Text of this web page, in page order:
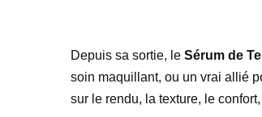
Depuis sa sortie, le Sérum de
soin maquillant, ou un vrai allié
sur le rendu, la texture, le